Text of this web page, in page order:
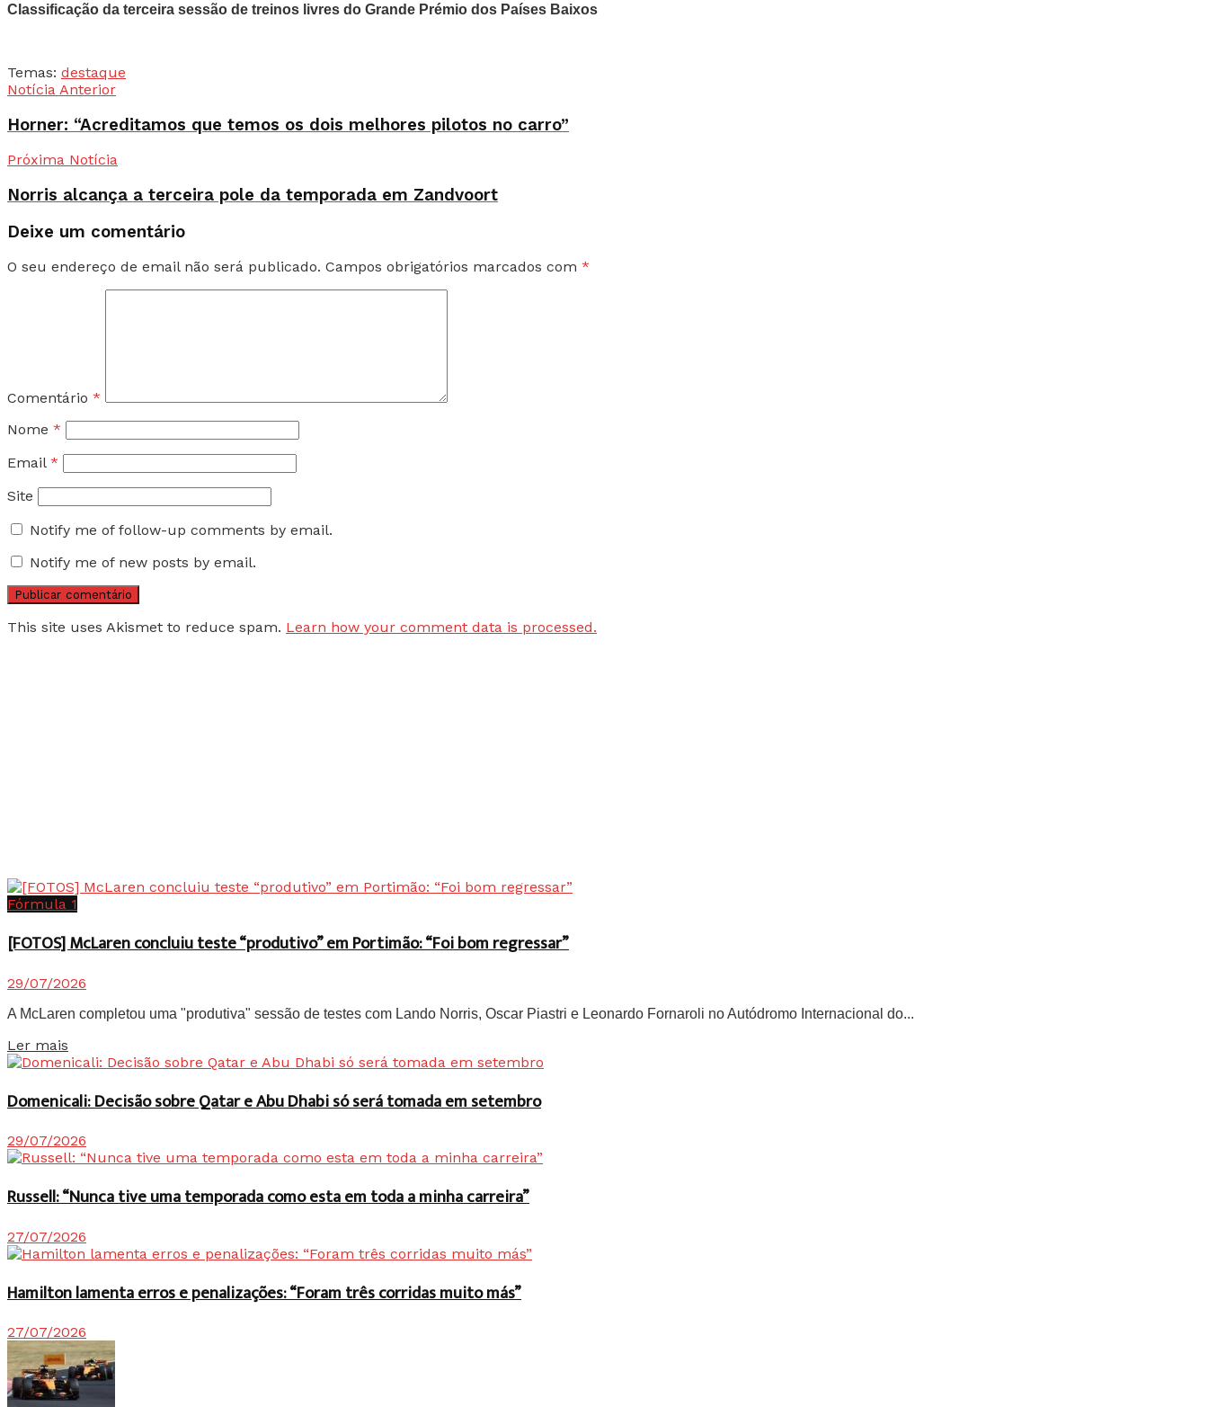
Classificação da terceira sessão de treinos livres do Grande Prémio dos Países Baixos
Temas: destaque
Notícia Anterior
Horner: “Acreditamos que temos os dois melhores pilotos no carro”
Próxima Notícia
Norris alcança a terceira pole da temporada em Zandvoort
Deixe um comentário
O seu endereço de email não será publicado. Campos obrigatórios marcados com *
Comentário *
Nome *
Email *
Site
Notify me of follow-up comments by email.
Notify me of new posts by email.
This site uses Akismet to reduce spam. Learn how your comment data is processed.
Fórmula 1
[FOTOS] McLaren concluiu teste “produtivo” em Portimão: “Foi bom regressar”
29/07/2026
A McLaren completou uma "produtiva" sessão de testes com Lando Norris, Oscar Piastri e Leonardo Fornaroli no Autódromo Internacional do...
Ler mais
Domenicali: Decisão sobre Qatar e Abu Dhabi só será tomada em setembro
29/07/2026
Russell: “Nunca tive uma temporada como esta em toda a minha carreira”
27/07/2026
Hamilton lamenta erros e penalizações: “Foram três corridas muito más”
27/07/2026